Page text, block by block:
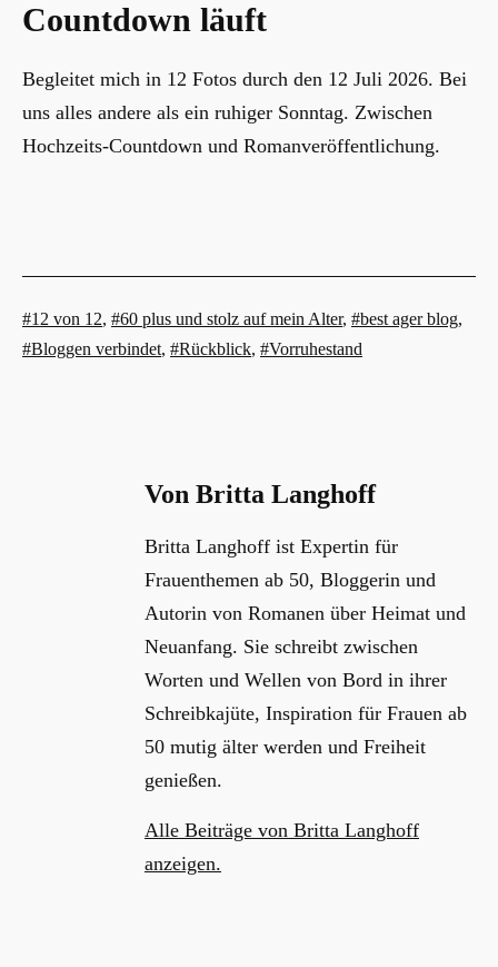
Countdown läuft
Begleitet mich in 12 Fotos durch den 12 Juli 2026. Bei
uns alles andere als ein ruhiger Sonntag. Zwischen
Hochzeits-Countdown und Romanveröffentlichung.
Verschlagwortet
mit
12 von 12, 60 plus und stolz auf mein Alter, best ager blog,
Bloggen verbindet, Rückblick, Vorruhestand
Von Britta Langhoff
Britta Langhoff ist Expertin für
Frauenthemen ab 50, Bloggerin und
Autorin von Romanen über Heimat und
Neuanfang. Sie schreibt zwischen
Worten und Wellen von Bord in ihrer
Schreibkajüte, Inspiration für Frauen ab
50 mutig älter werden und Freiheit
genießen.
Alle Beiträge von Britta Langhoff
anzeigen.